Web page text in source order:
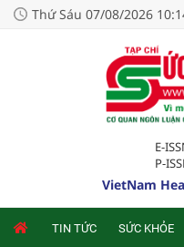
Thứ Sáu 07/08/2026
E-
P-
VietNam
TIN TỨC SỨC KHỎE